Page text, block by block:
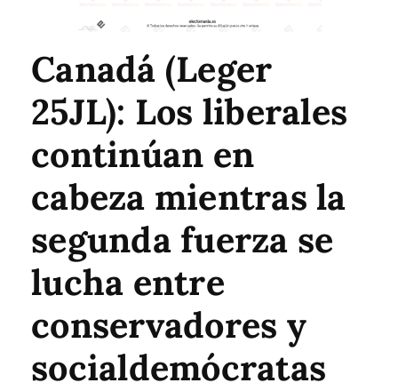
Canadá (Leger
25JL): Los liberales
continúan en
cabeza mientras la
segunda fuerza se
lucha entre
conservadores y
socialdemócratas